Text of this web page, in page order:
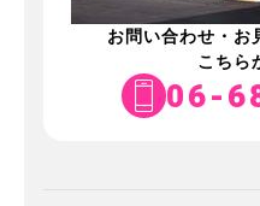
お問い合わせ・お
こちら
06-